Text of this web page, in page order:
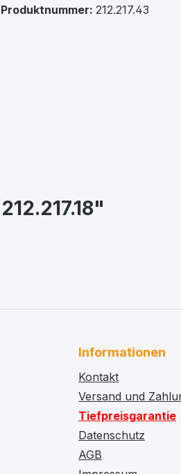
Produktnummer: 212.217.43
Informationen
Kontakt
Versand und
Tiefpreisgarantie
Datenschutz
AGB